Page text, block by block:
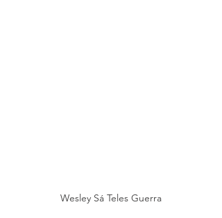
Wesley Sá Teles Guerra